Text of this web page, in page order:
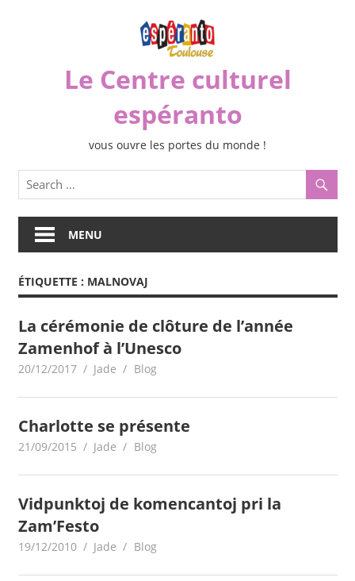
Le Centre culturel
espéranto
vous ouvre les portes du monde !
MENU
ÉTIQUETTE : MALNOVAJ
La cérémonie de clôture de l’année
Zamenhof à l’Unesco
20/12/2017 Jade Blog
Charlotte se présente
21/09/2015 Jade Blog
Vidpunktoj de komencantoj pri la
Zam’Festo
19/12/2010 Jade Blog